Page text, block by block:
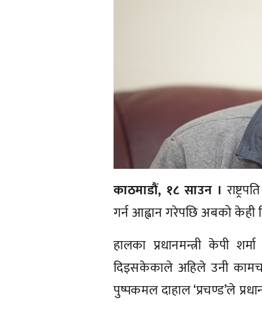
काठमाडौं, १८ साउन ।
गर्न आह्वान गरेपछि अबको केही
हालका प्रधानमन्त्री केपी
दिइसकेकाले अहिले उनी
पुष्पकमल दाहाल ‘प्रचण्ड’ले